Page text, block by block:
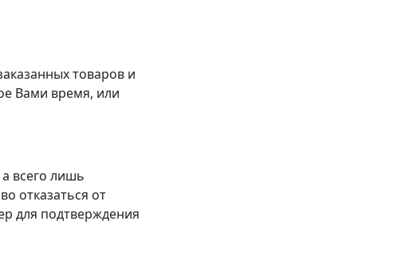
товаров и
Вами время, или
всего лишь
отказаться от
для подтверждения